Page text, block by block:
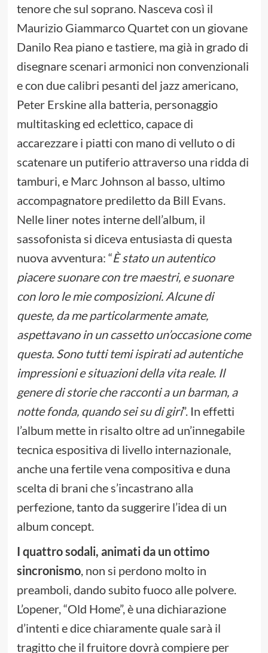
tenore che sul soprano. Nasceva così il
Maurizio Giammarco Quartet con un giovane
Danilo Rea piano e tastiere, ma già in grado di
disegnare scenari armonici non convenzionali
e con due calibri pesanti del jazz americano,
Peter Erskine alla batteria, personaggio
multitasking ed eclettico, capace di
accarezzare i piatti con mano di velluto o di
scatenare un putiferio attraverso una ridda di
tamburi, e Marc Johnson al basso, ultimo
accompagnatore prediletto da Bill Evans.
Nelle liner notes interne dell’album, il
sassofonista si diceva entusiasta di questa
nuova avventura: “È stato un autentico
piacere suonare con tre maestri, e suonare
con loro le mie composizioni. Alcune di
queste, da me particolarmente amate,
aspettavano in un cassetto un’occasione come
questa. Sono tutti temi ispirati ad autentiche
impressioni e situazioni della vita reale. Il
genere di storie che racconti a un barman, a
notte fonda, quando sei su di giri”. In effetti
l’album mette in risalto oltre ad un’innegabile
tecnica espositiva di livello internazionale,
anche una fertile vena compositiva e duna
scelta di brani che s’incastrano alla
perfezione, tanto da suggerire l’idea di un
album concept.
I quattro sodali, animati da un ottimo
sincronismo, non si perdono molto in
preamboli, dando subito fuoco alle polvere.
L’opener, “Old Home”, è una dichiarazione
d’intenti e dice chiaramente quale sarà il
tragitto che il fruitore dovrà compiere per